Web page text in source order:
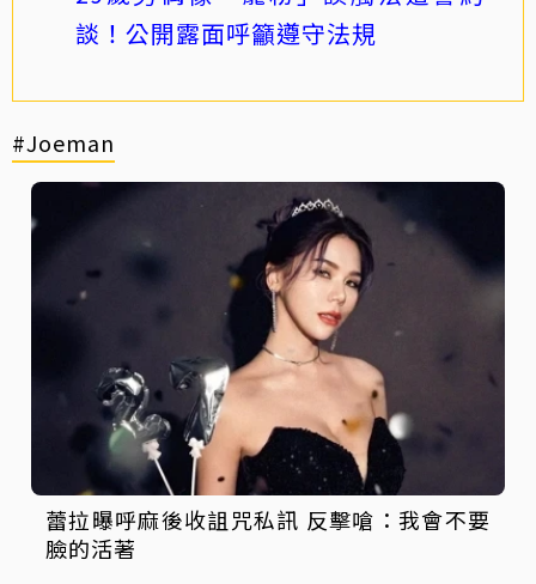
談！公開露面呼籲遵守法規
#Joeman
蕾拉曝呼麻後收詛咒私訊 反擊嗆：我會不要
臉的活著